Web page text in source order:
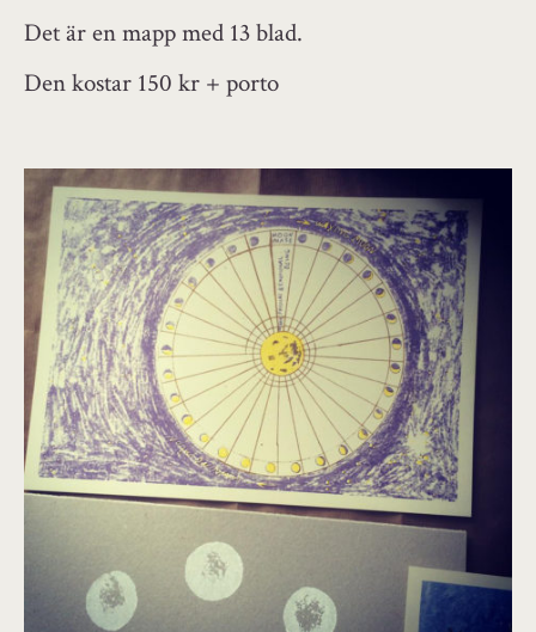
Det är en mapp med 13 blad.
Den kostar 150 kr + porto